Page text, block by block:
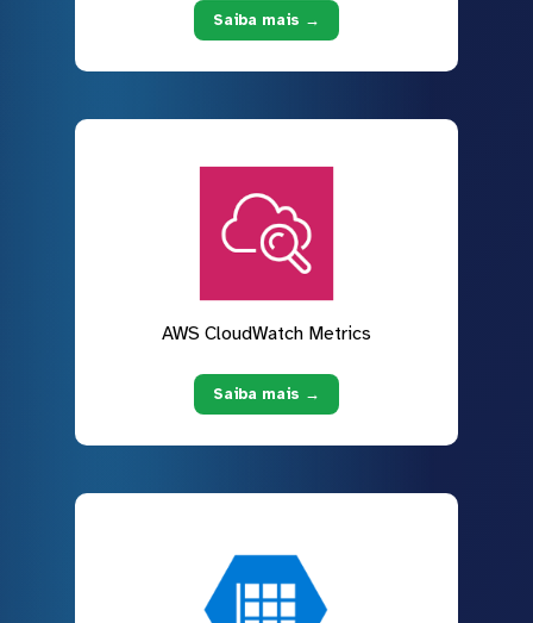
Saiba mais →
AWS CloudWatch Metrics
Saiba mais →